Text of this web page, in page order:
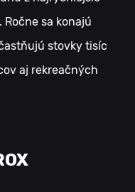
sa konajú
stovky tisíc
aj rekreačných